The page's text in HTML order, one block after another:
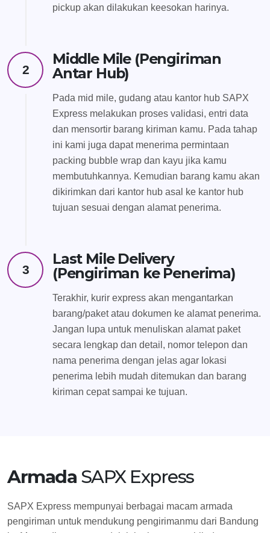
pickup akan dilakukan keesokan harinya.
2
Middle Mile (Pengiriman
Antar Hub)
Pada mid mile, gudang atau kantor hub SAPX
Express melakukan proses validasi, entri data
dan mensortir barang kiriman kamu. Pada tahap
ini kami juga dapat menerima permintaan
packing bubble wrap dan kayu jika kamu
membutuhkannya. Kemudian barang kamu akan
dikirimkan dari kantor hub asal ke kantor hub
tujuan sesuai dengan alamat penerima.
3
Last Mile Delivery
(Pengiriman ke Penerima)
Terakhir, kurir express akan mengantarkan
barang/paket atau dokumen ke alamat penerima.
Jangan lupa untuk menuliskan alamat paket
secara lengkap dan detail, nomor telepon dan
nama penerima dengan jelas agar lokasi
penerima lebih mudah ditemukan dan barang
kiriman cepat sampai ke tujuan.
Armada SAPX Express
SAPX Express mempunyai berbagai macam armada
pengiriman untuk mendukung pengirimanmu dari Bandung